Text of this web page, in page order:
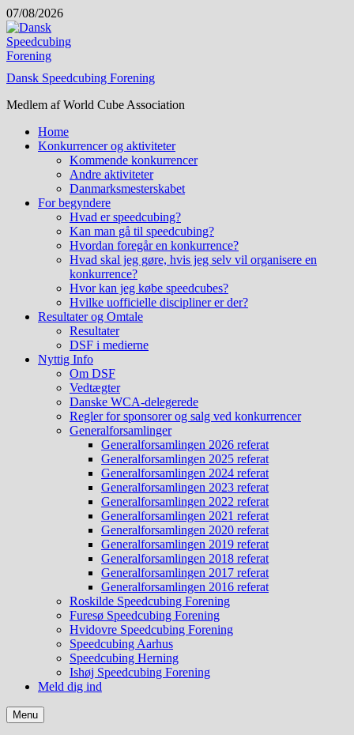
Skip
to
content
07/08/2026
Dansk Speedcubing Forening
Medlem af World Cube Association
Home
Konkurrencer og aktiviteter
Kommende konkurrencer
Andre aktiviteter
Danmarksmesterskabet
For begyndere
Hvad er speedcubing?
Kan man gå til speedcubing?
Hvordan foregår en konkurrence?
Hvad skal jeg gøre, hvis jeg selv vil organisere en
konkurrence?
Hvor kan jeg købe speedcubes?
Hvilke uofficielle discipliner er der?
Resultater og Omtale
Resultater
DSF i medierne
Nyttig Info
Om DSF
Vedtægter
Danske WCA-delegerede
Regler for sponsorer og salg ved konkurrencer
Generalforsamlinger
Generalforsamlingen 2026 referat
Generalforsamlingen 2025 referat
Generalforsamlingen 2024 referat
Generalforsamlingen 2023 referat
Generalforsamlingen 2022 referat
Generalforsamlingen 2021 referat
Generalforsamlingen 2020 referat
Generalforsamlingen 2019 referat
Generalforsamlingen 2018 referat
Generalforsamlingen 2017 referat
Generalforsamlingen 2016 referat
Roskilde Speedcubing Forening
Furesø Speedcubing Forening
Hvidovre Speedcubing Forening
Speedcubing Aarhus
Speedcubing Herning
Ishøj Speedcubing Forening
Meld dig ind
Menu